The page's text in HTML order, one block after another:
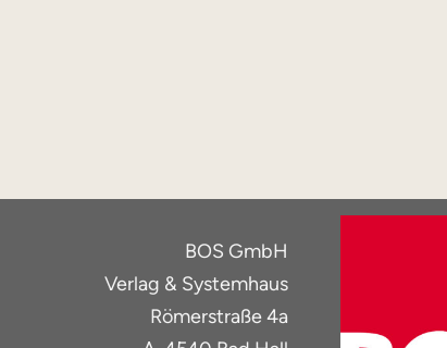
BOS GmbH
Verlag & Systemhaus
Römerstraße 4a